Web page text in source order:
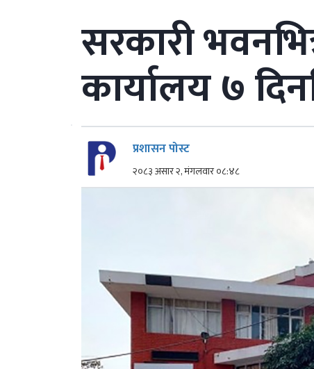
सरकारी
कार्यालय ७
प्रशासन पोस्ट
२०८३ असार २, मंगलवार ०८:४८